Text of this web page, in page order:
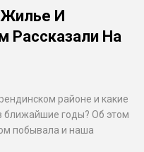
И
Рассказали На
районе и какие
ближайшие годы? Об этом
побывала и наша